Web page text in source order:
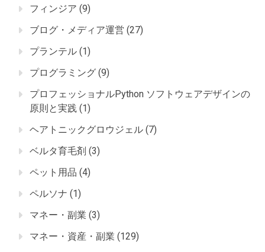
フィンジア (9)
ブログ・メディア運営 (27)
プランテル (1)
プログラミング (9)
プロフェッショナルPython ソフトウェアデザインの
原則と実践 (1)
ヘアトニックグロウジェル (7)
ベルタ育毛剤 (3)
ペット用品 (4)
ペルソナ (1)
マネー・副業 (3)
マネー・資産・副業 (129)